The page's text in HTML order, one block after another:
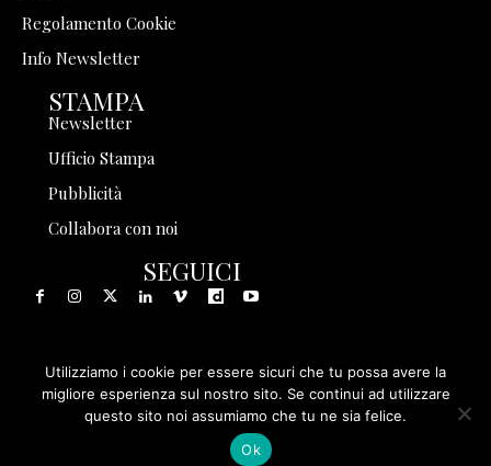
Regolamento Cookie
Info Newsletter
STAMPA
Newsletter
Ufficio Stampa
Pubblicità
Collabora con noi
SEGUICI
© 1999 - 2025 Storia in Rete Srl - Tutti i diritti riservati - P.
IVA 08570971005
Utilizziamo i cookie per essere sicuri che tu possa avere la
migliore esperienza sul nostro sito. Se continui ad utilizzare
questo sito noi assumiamo che tu ne sia felice.
Ok